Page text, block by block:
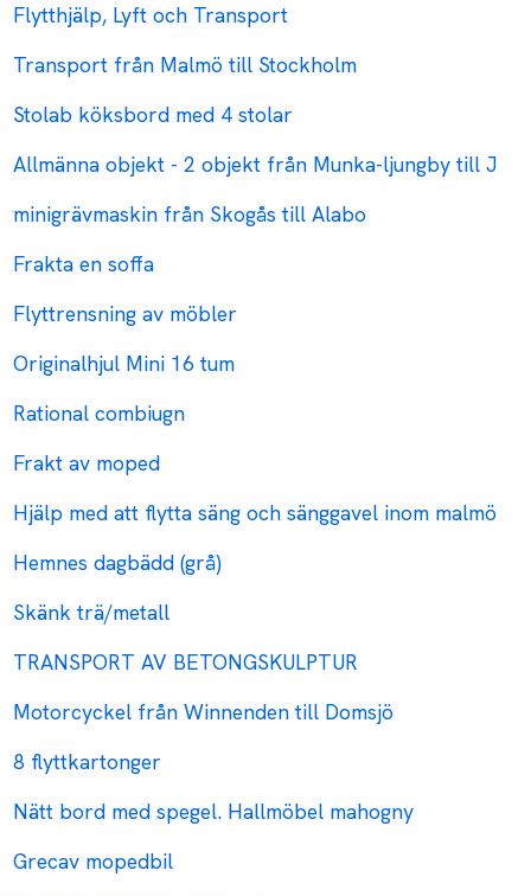
Flytthjälp, Lyft och Transport
Transport från Malmö till Stockholm
Stolab köksbord med 4 stolar
Allmänna objekt - 2 objekt från Munka-ljungby till J
minigrävmaskin från Skogås till Alabo
Frakta en soffa
Flyttrensning av möbler
Originalhjul Mini 16 tum
Rational combiugn
Frakt av moped
Hjälp med att flytta säng och sänggavel inom malmö
Hemnes dagbädd (grå)
Skänk trä/metall
TRANSPORT AV BETONGSKULPTUR
Motorcyckel från Winnenden till Domsjö
8 flyttkartonger
Nätt bord med spegel. Hallmöbel mahogny
Grecav mopedbil